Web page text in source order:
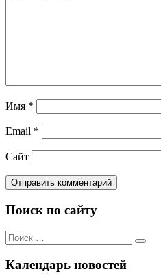
Имя *
Email *
Сайт
Поиск по сайту
Поиск
по:
Поиск
Календарь новостей